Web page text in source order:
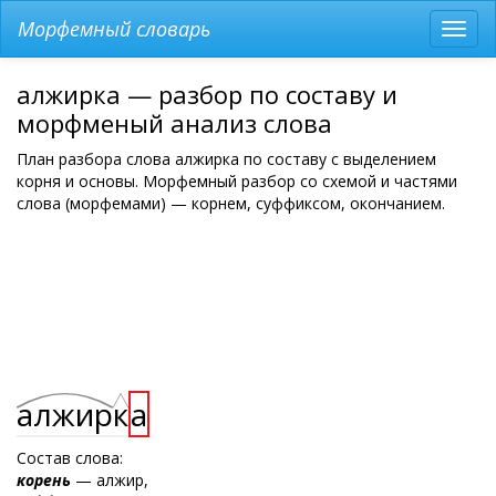
меню
Морфемный словарь
алжирка — разбор по составу и
морфменый анализ слова
План разбора слова алжирка по составу с выделением
корня и основы. Морфемный разбор со схемой и частями
слова (морфемами) — корнем, суффиксом, окончанием.
алжирка
Состав слова:
корень — алжир,